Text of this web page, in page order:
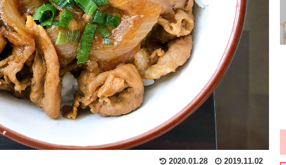
2020.01.28 2019.11.02